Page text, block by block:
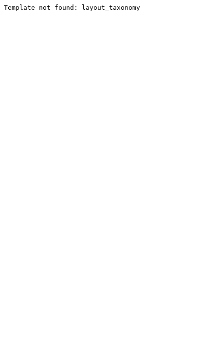
Template not found: layout_taxonomy